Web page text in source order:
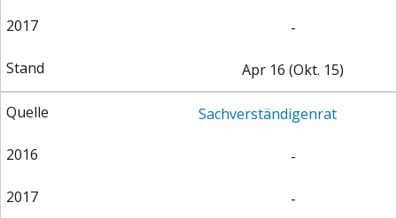
-
Apr 16 (Okt. 15)
Sachverständigenrat
-
-